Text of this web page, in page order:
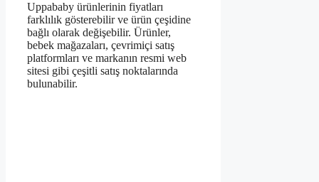
Uppababy ürünlerinin fiyatları
farklılık gösterebilir ve ürün çeşidine
bağlı olarak değişebilir. Ürünler,
bebek mağazaları, çevrimiçi satış
platformları ve markanın resmi web
sitesi gibi çeşitli satış noktalarında
bulunabilir.